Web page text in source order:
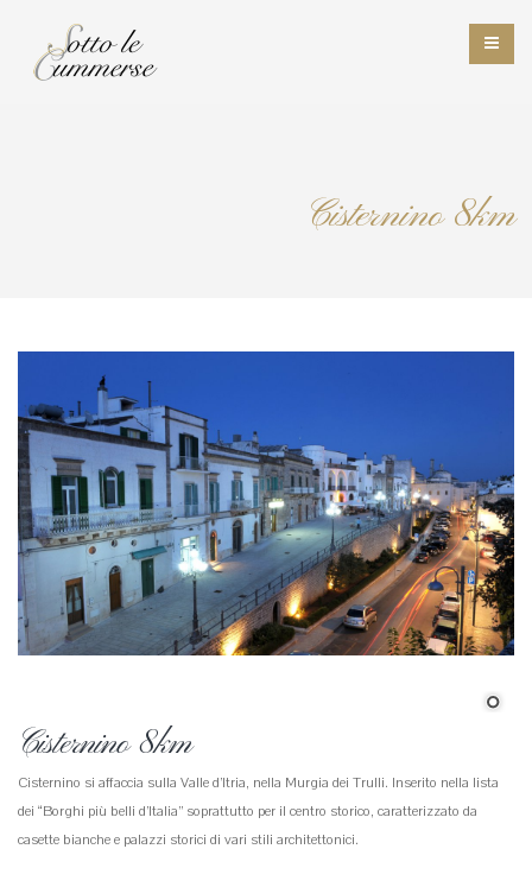
Cisternino 8km
Cisternino 8km
Cisternino si affaccia sulla Valle d’Itria, nella Murgia dei Trulli. Inserito nella lista
dei “Borghi più belli d’Italia” soprattutto per il centro storico, caratterizzato da
casette bianche e palazzi storici di vari stili architettonici.